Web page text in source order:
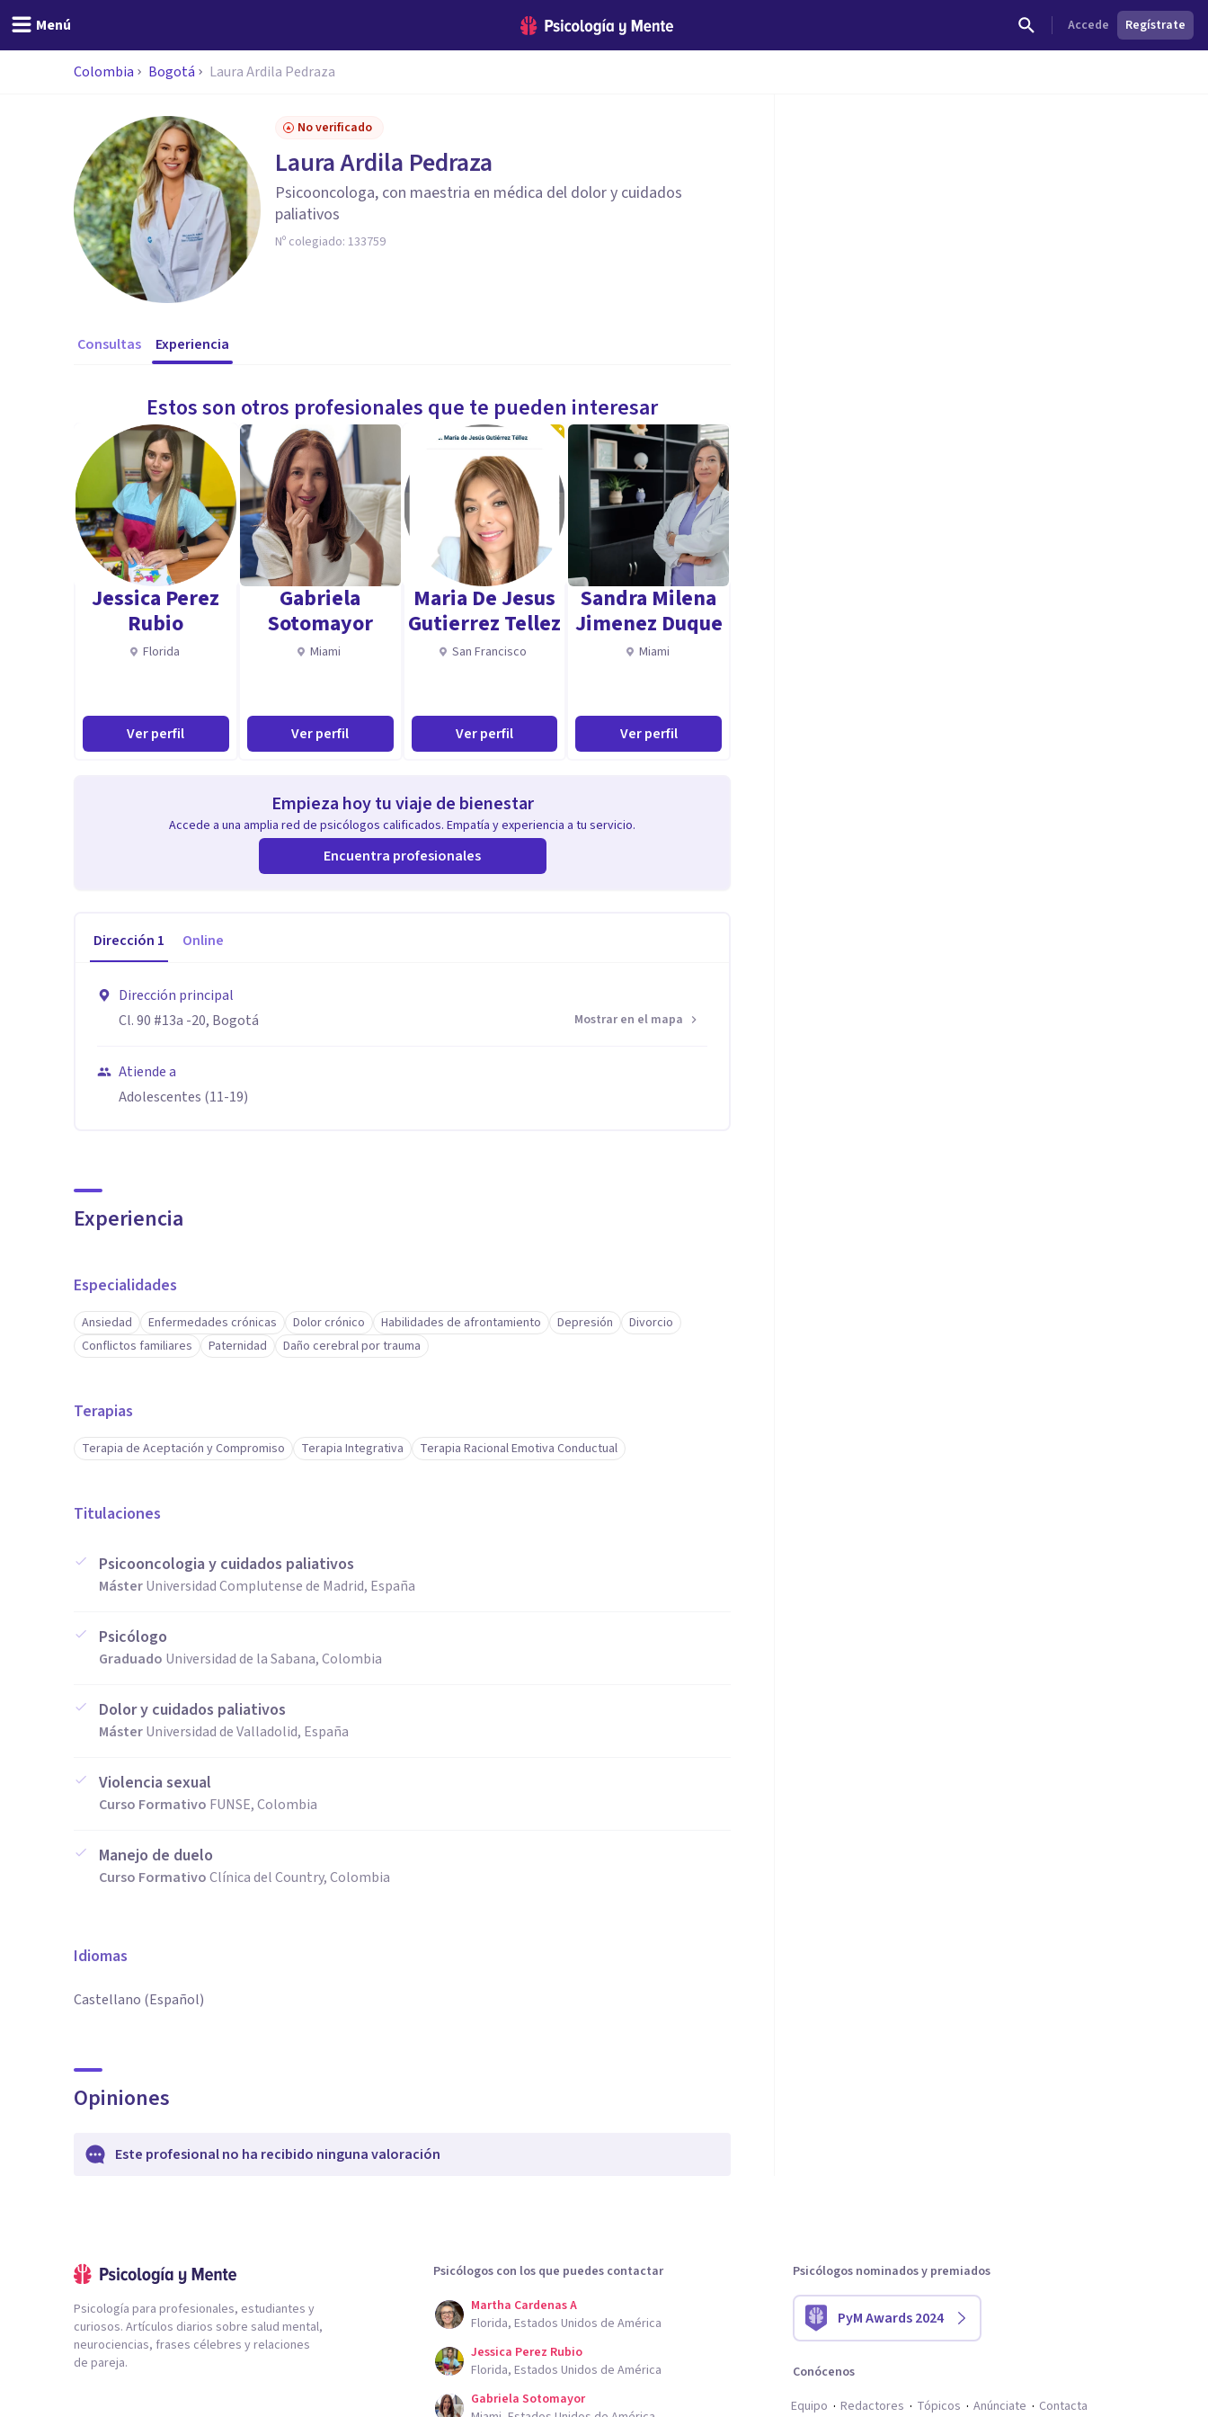
Menú Accede Regístrate
Colombia Bogotá Laura Ardila Pedraza
No verificado
Laura Ardila Pedraza
Psicooncologa, con maestria en médica del dolor y cuidados
paliativos
Nº colegiado: 133759
Consultas Experiencia
Estos son otros profesionales que te pueden interesar
Jessica Perez
Rubio
Florida
Ver perfil
Gabriela
Sotomayor
Miami
Ver perfil
Maria De Jesus
Gutierrez Tellez
San Francisco
Ver perfil
Sandra Milena
Jimenez Duque
Miami
Ver perfil
Empieza hoy tu viaje de bienestar
Accede a una amplia red de psicólogos calificados. Empatía y experiencia a tu servicio.
Encuentra profesionales
Dirección 1 Online
Dirección principal
Cl. 90 #13a -20, Bogotá
Mostrar en el mapa
Atiende a
Adolescentes (11-19)
Experiencia
Especialidades
Ansiedad Enfermedades crónicas Dolor crónico Habilidades de afrontamiento Depresión
Divorcio
Conflictos familiares
Paternidad Daño cerebral por trauma
Terapias
Terapia de Aceptación y Compromiso Terapia Integrativa Terapia Racional Emotiva Conductual
Titulaciones
Psicooncologia y cuidados paliativos
MásterUniversidad Complutense de Madrid, España
Psicólogo
Graduado Universidad de la Sabana, Colombia
Dolor y cuidados paliativos
MásterUniversidad de Valladolid, España
Violencia sexual
Curso Formativo FUNSE, Colombia
Manejo de duelo
Curso FormativoClínica del Country, Colombia
Idiomas
Castellano (Español)
Opiniones
Este profesional no ha recibido ninguna valoración
Psicología para profesionales, estudiantes y
curiosos. Artículos diarios sobre salud mental,
neurociencias, frases célebres y relaciones
de pareja.
Psicólogos con los que puedes contactar
Martha Cardenas A
Florida, Estados Unidos de América
Jessica Perez Rubio
Florida, Estados Unidos de América
Gabriela Sotomayor
Psicólogos nominados y premiados
PyM Awards 2024
Conócenos
Equipo
Redactores Tópicos Anúnciate Contacta